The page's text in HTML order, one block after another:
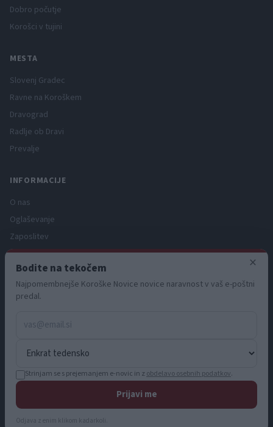
Dobro počutje
Korošci v tujini
MESTA
Slovenj Gradec
Ravne na Koroškem
Dravograd
Radlje ob Dravi
Prevalje
INFORMACIJE
O nas
Oglaševanje
Zaposlitev
Pravno obvestilo
Zasebnost in piškotki
Storitve
Pogoji uporabe
© 2026 KN MEDIA d.o.o. Vse pravice pridržane.
info@koroskenovice.si
×
Bodite na tekočem
Najpomembnejše Koroške Novice novice naravnost v vaš e-poštni
predal.
Strinjam se s prejemanjem e-novic in z obdelavo osebnih podatkov.
Prijavi me
Odjava z enim klikom kadarkoli.